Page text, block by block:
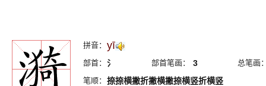
拼音： yī
部首： 氵 部首笔画： 3
总笔画
笔顺： 捺捺横撇折撇横撇捺横竖折横竖